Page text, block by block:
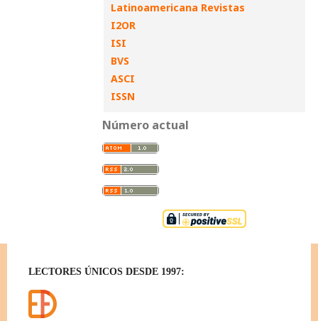
Latinoamericana Revistas
I2OR
ISI
BVS
ASCI
ISSN
Número actual
LECTORES ÚNICOS DESDE 1997: